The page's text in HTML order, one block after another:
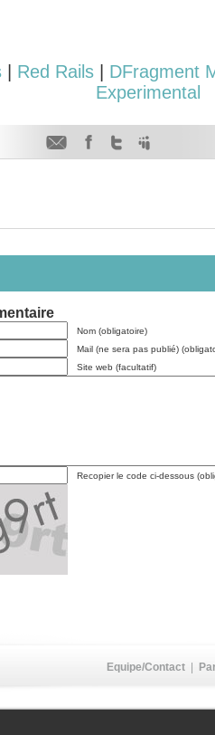
Red Rails
DFragment
Experimental
Nom (obligatoire)
Mail (ne sera pas publié)
Site web (facultatif)
Recopier le code ci-dessous
Equipe/Contact